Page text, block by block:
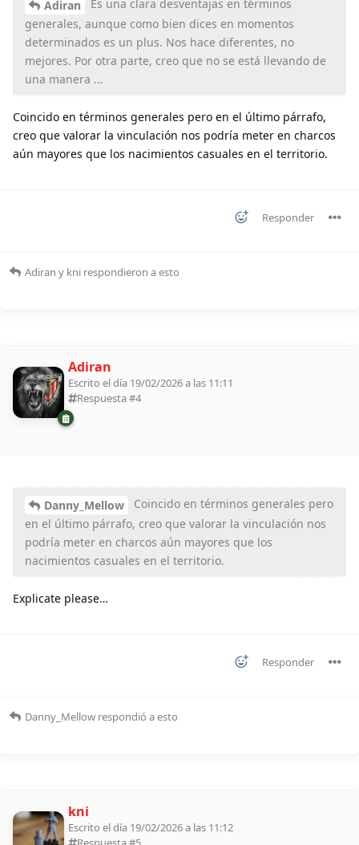
Adiran
Es una clara desventajas en términos
generales, aunque como bien dices en momentos
determinados es un plus. Nos hace diferentes, no
mejores. Por otra parte, creo que no se está llevando de
una manera ...
Coincido en términos generales pero en el último párrafo,
creo que valorar la vinculación nos podría meter en charcos
aún mayores que los nacimientos casuales en el territorio.
Responder
Adiran y kni respondieron a esto
Adiran
Escrito el día 19/02/2026 a las 11:11
Respuesta #4
Danny_Mellow
Coincido en términos generales pero
en el último párrafo, creo que valorar la vinculación nos
podría meter en charcos aún mayores que los
nacimientos casuales en el territorio.
Explicate please…
Responder
Danny_Mellow respondió a esto
kni
Escrito el día 19/02/2026 a las 11:12